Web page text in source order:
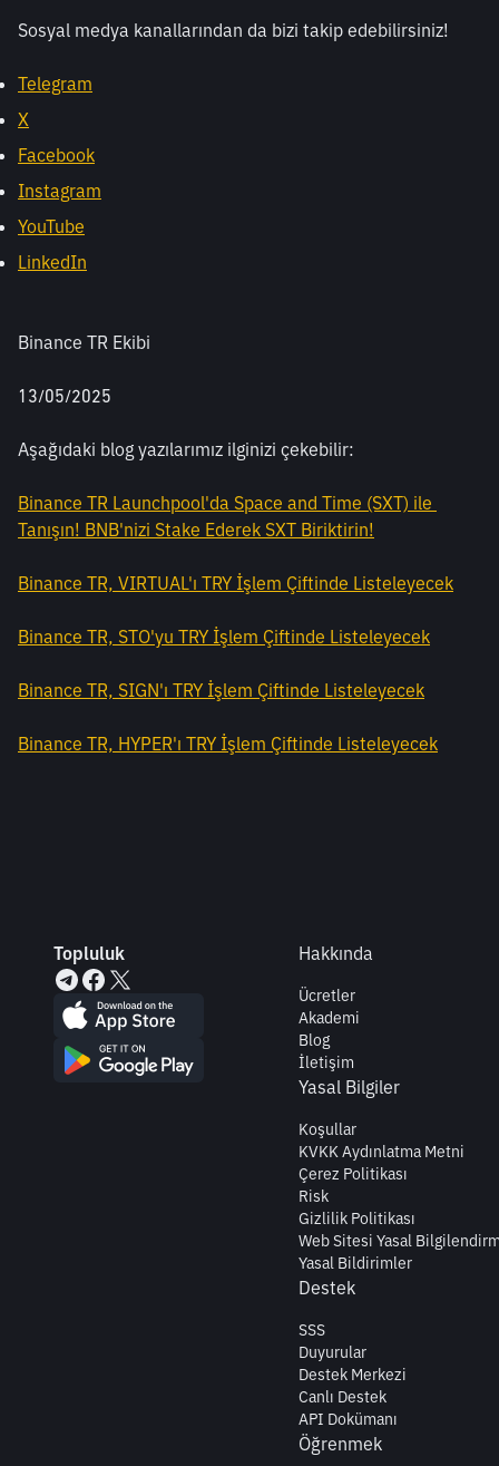
Sosyal medya kanallarından da bizi takip edebilirsiniz!
Telegram
X
Facebook
Instagram
YouTube
LinkedIn
Binance TR Ekibi
13/05/2025
Aşağıdaki blog yazılarımız ilginizi çekebilir:
Binance TR Launchpool'da Space and Time (SXT) ile
Tanışın! BNB'nizi Stake Ederek SXT Biriktirin!
Binance TR, VIRTUAL'ı TRY İşlem Çiftinde Listeleyecek
Binance TR, STO'yu TRY İşlem Çiftinde Listeleyecek
Binance TR, SIGN'ı TRY İşlem Çiftinde Listeleyecek
Binance TR, HYPER'ı TRY İşlem Çiftinde Listeleyecek
Topluluk Hakkında
Ücretler
Akademi
Blog
İletişim
Yasal Bilgiler
Koşullar
KVKK Aydınlatma Metni
Çerez Politikası
Risk
Gizlilik Politikası
Web Sitesi Yasal
Yasal Bildirimler
Destek
SSS
Duyurular
Destek Merkezi
Canlı Destek
API Dokümanı
Öğrenmek